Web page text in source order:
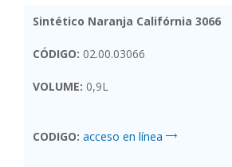
Sintético Naranja Califórnia 3066
CÓDIGO: 02.00.03066
VOLUME: 0,9L
CODIGO: acceso en línea